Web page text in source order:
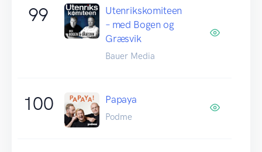
99
Utenrikskomiteen
– med Bogen og
Græsvik
Bauer Media
100 Papaya
Podme